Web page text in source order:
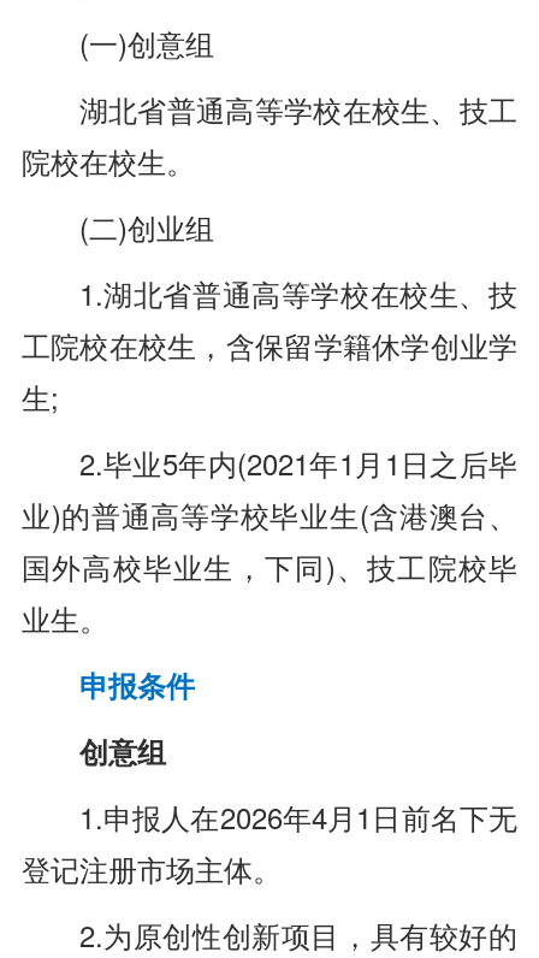
(一)创意组
湖北省普通高等学校在校生、技工
院校在校生。
(二)创业组
1.湖北省普通高等学校在校生、技
工院校在校生，含保留学籍休学创业学
生;
2.毕业5年内(2021年1月1日之后毕
业)的普通高等学校毕业生(含港澳台、
国外高校毕业生，下同)、技工院校毕
业生。
申报条件
创意组
1.申报人在2026年4月1日前名下无
登记注册市场主体。
2.为原创性创新项目，具有较好的